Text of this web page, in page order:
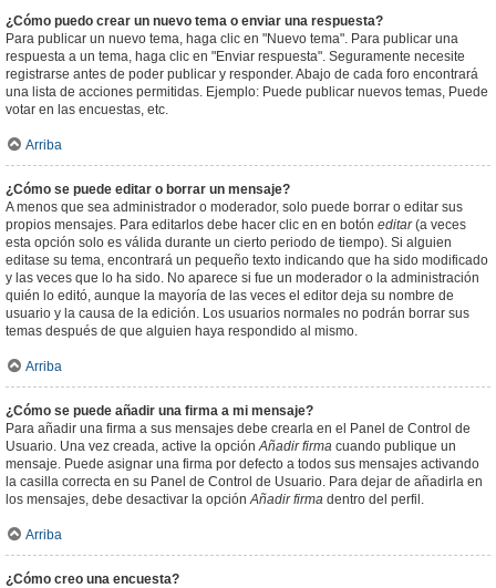
¿Cómo puedo crear un nuevo tema o enviar una respuesta?
Para publicar un nuevo tema, haga clic en "Nuevo tema". Para publicar una
respuesta a un tema, haga clic en "Enviar respuesta". Seguramente necesite
registrarse antes de poder publicar y responder. Abajo de cada foro encontrará
una lista de acciones permitidas. Ejemplo: Puede publicar nuevos temas, Puede
votar en las encuestas, etc.
Arriba
¿Cómo se puede editar o borrar un mensaje?
A menos que sea administrador o moderador, solo puede borrar o editar sus
propios mensajes. Para editarlos debe hacer clic en en botón editar(a veces
esta opción solo es válida durante un cierto periodo de tiempo). Si alguien
editase su tema, encontrará un pequeño texto indicando que ha sido modificado
y las veces que lo ha sido. No aparece si fue un moderador o la administración
quién lo editó, aunque la mayoría de las veces el editor deja su nombre de
usuario y la causa de la edición. Los usuarios normales no podrán borrar sus
temas después de que alguien haya respondido al mismo.
Arriba
¿Cómo se puede añadir una firma a mi mensaje?
Para añadir una firma a sus mensajes debe crearla en el Panel de Control de
Usuario. Una vez creada, active la opciónAñadir firma cuando publique un
mensaje. Puede asignar una firma por defecto a todos sus mensajes activando
la casilla correcta en su Panel de Control de Usuario. Para dejar de añadirla en
los mensajes, debe desactivar la opciónAñadir firma dentro del perfil.
Arriba
¿Cómo creo una encuesta?